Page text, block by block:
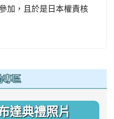
加，且於是日本權責核
專區
達典禮照片